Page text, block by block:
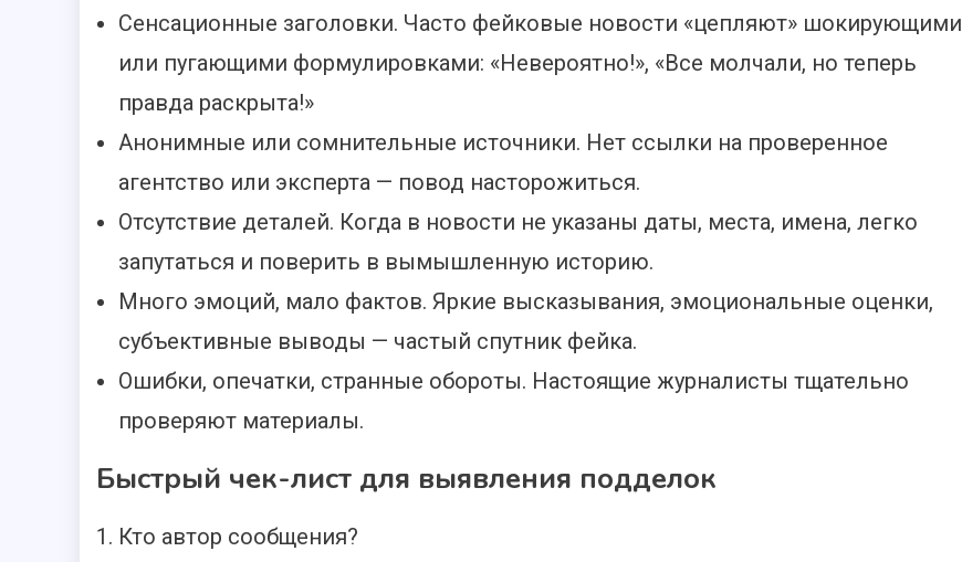
Сенсационные заголовки. Часто фейковые новости «цепляют» шокирующими
или пугающими формулировками: «Невероятно!», «Все молчали, но теперь
правда раскрыта!»
Анонимные или сомнительные источники. Нет ссылки на проверенное
агентство или эксперта — повод насторожиться.
Отсутствие деталей. Когда в новости не указаны даты, места, имена, легко
запутаться и поверить в вымышленную историю.
Много эмоций, мало фактов. Яркие высказывания, эмоциональные оценки,
субъективные выводы — частый спутник фейка.
Ошибки, опечатки, странные обороты. Настоящие журналисты тщательно
проверяют материалы.
Быстрый чек-лист для выявления подделок
Кто автор сообщения?